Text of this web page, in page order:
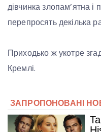
дівчинка злопам’ятна
перепросять декілька
Приходько ж укотре
Кремлі.